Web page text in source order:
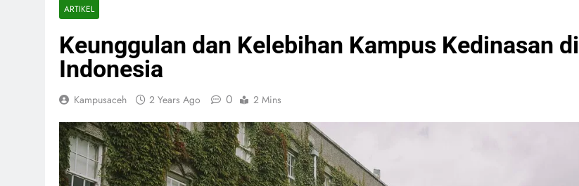
ARTIKEL
Keunggulan dan Kelebihan Kampus Kedinasan di
Indonesia
Kampusaceh 2 Years Ago 0 2 Mins